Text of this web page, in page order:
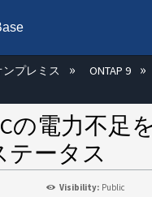
階層を展開/折り
ンプレミス ONTAP 9
の電力不足
テータス
Visibility: Public